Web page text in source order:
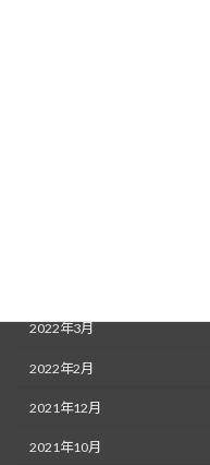
2022年3月
2022年2月
2021年12月
2021年10月